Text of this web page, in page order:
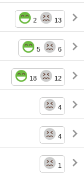
2 13
5 6
18 12
4
4
1